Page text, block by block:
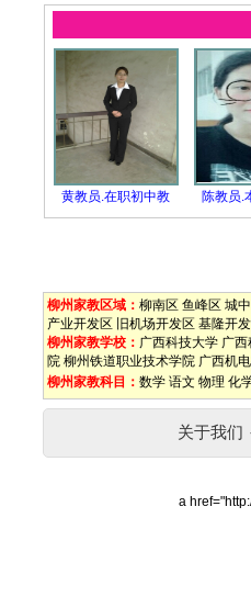
黄教员.在职初中教 陈教员.
柳州家教区域： 柳南区 鱼峰区 城
产业开发区
旧机场开发区 基隆开
柳州家教学校： 广西科技大学 广
院 柳州铁道职业技术学院 广西机
柳州家教科目： 数学 语文 物理 化
关于我们
a